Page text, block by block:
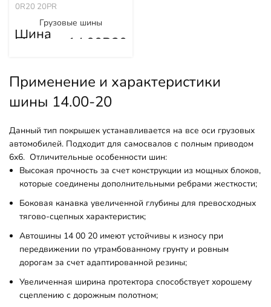
Шина
Marcher 14.00R20
Грузовые шины
0R20 20PR
Применение и характеристики
шины 14.00-20
Данный тип покрышек устанавливается на все оси грузовых
автомобилей. Подходит для самосвалов с полным приводом
6х6. Отличительные особенности шин:
Высокая прочность за счет конструкции из мощных блоков,
которые соединены дополнительными ребрами жесткости;
Боковая канавка увеличенной глубины для превосходных
тягово-сцепных характеристик;
Автошины 14 00 20 имеют устойчивы к износу при
передвижении по утрамбованному грунту и ровным
дорогам за счет адаптированной резины;
Увеличенная ширина протектора способствует хорошему
сцеплению с дорожным полотном;